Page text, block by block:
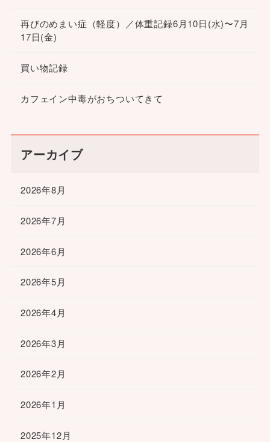
再びのめまい症（軽度）／体重記録6月10日(水)〜7月
17日(金)
買い物記録
カフェイン中毒がおちついてきて
アーカイブ
2026年8月
2026年7月
2026年6月
2026年5月
2026年4月
2026年3月
2026年2月
2026年1月
2025年12月